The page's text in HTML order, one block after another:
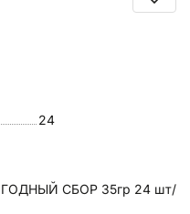
24
СБОР 35гр 24 шт/